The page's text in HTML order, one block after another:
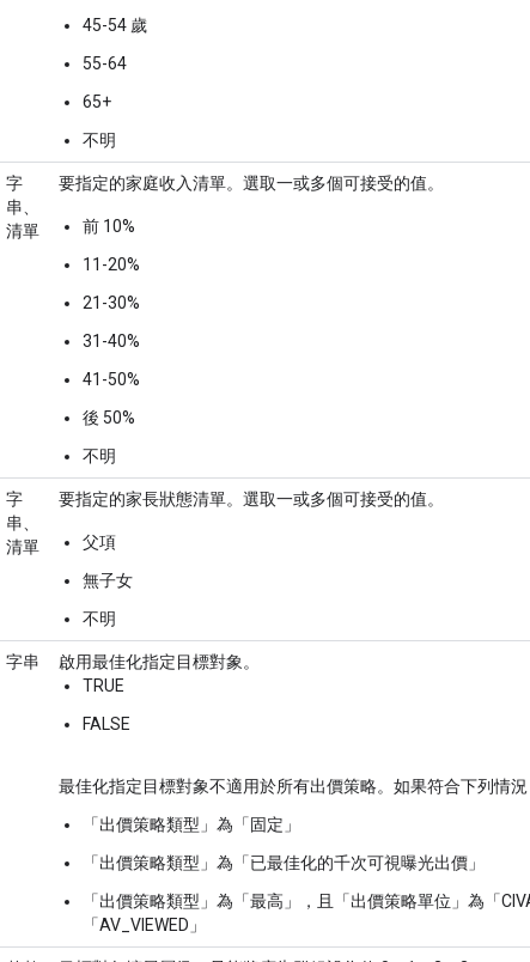
45-54 歲
55-64
65+
不明
字
串、
清單
要指定的家庭收入清單。選取一或多個可接受的值。
前 10%
11-20%
21-30%
31-40%
41-50%
後 50%
不明
字
串、
清單
要指定的家長狀態清單。選取一或多個可接受的值。
父項
無子女
不明
字串
啟用最佳化指定目標對象。
TRUE
FALSE
最佳化指定目標對象不適用於所有出價策略。如果符合下列情況
「出價策略類型」為「固定」
「出價策略類型」為「已最佳化的千次可視曝光出價」
「出價策略類型」為「最高」，且「出價策略單位」為「
「AV_VIEWED」